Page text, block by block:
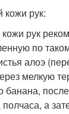
кожи рук:
рук
по
алоэ
мелкую
банана,
а